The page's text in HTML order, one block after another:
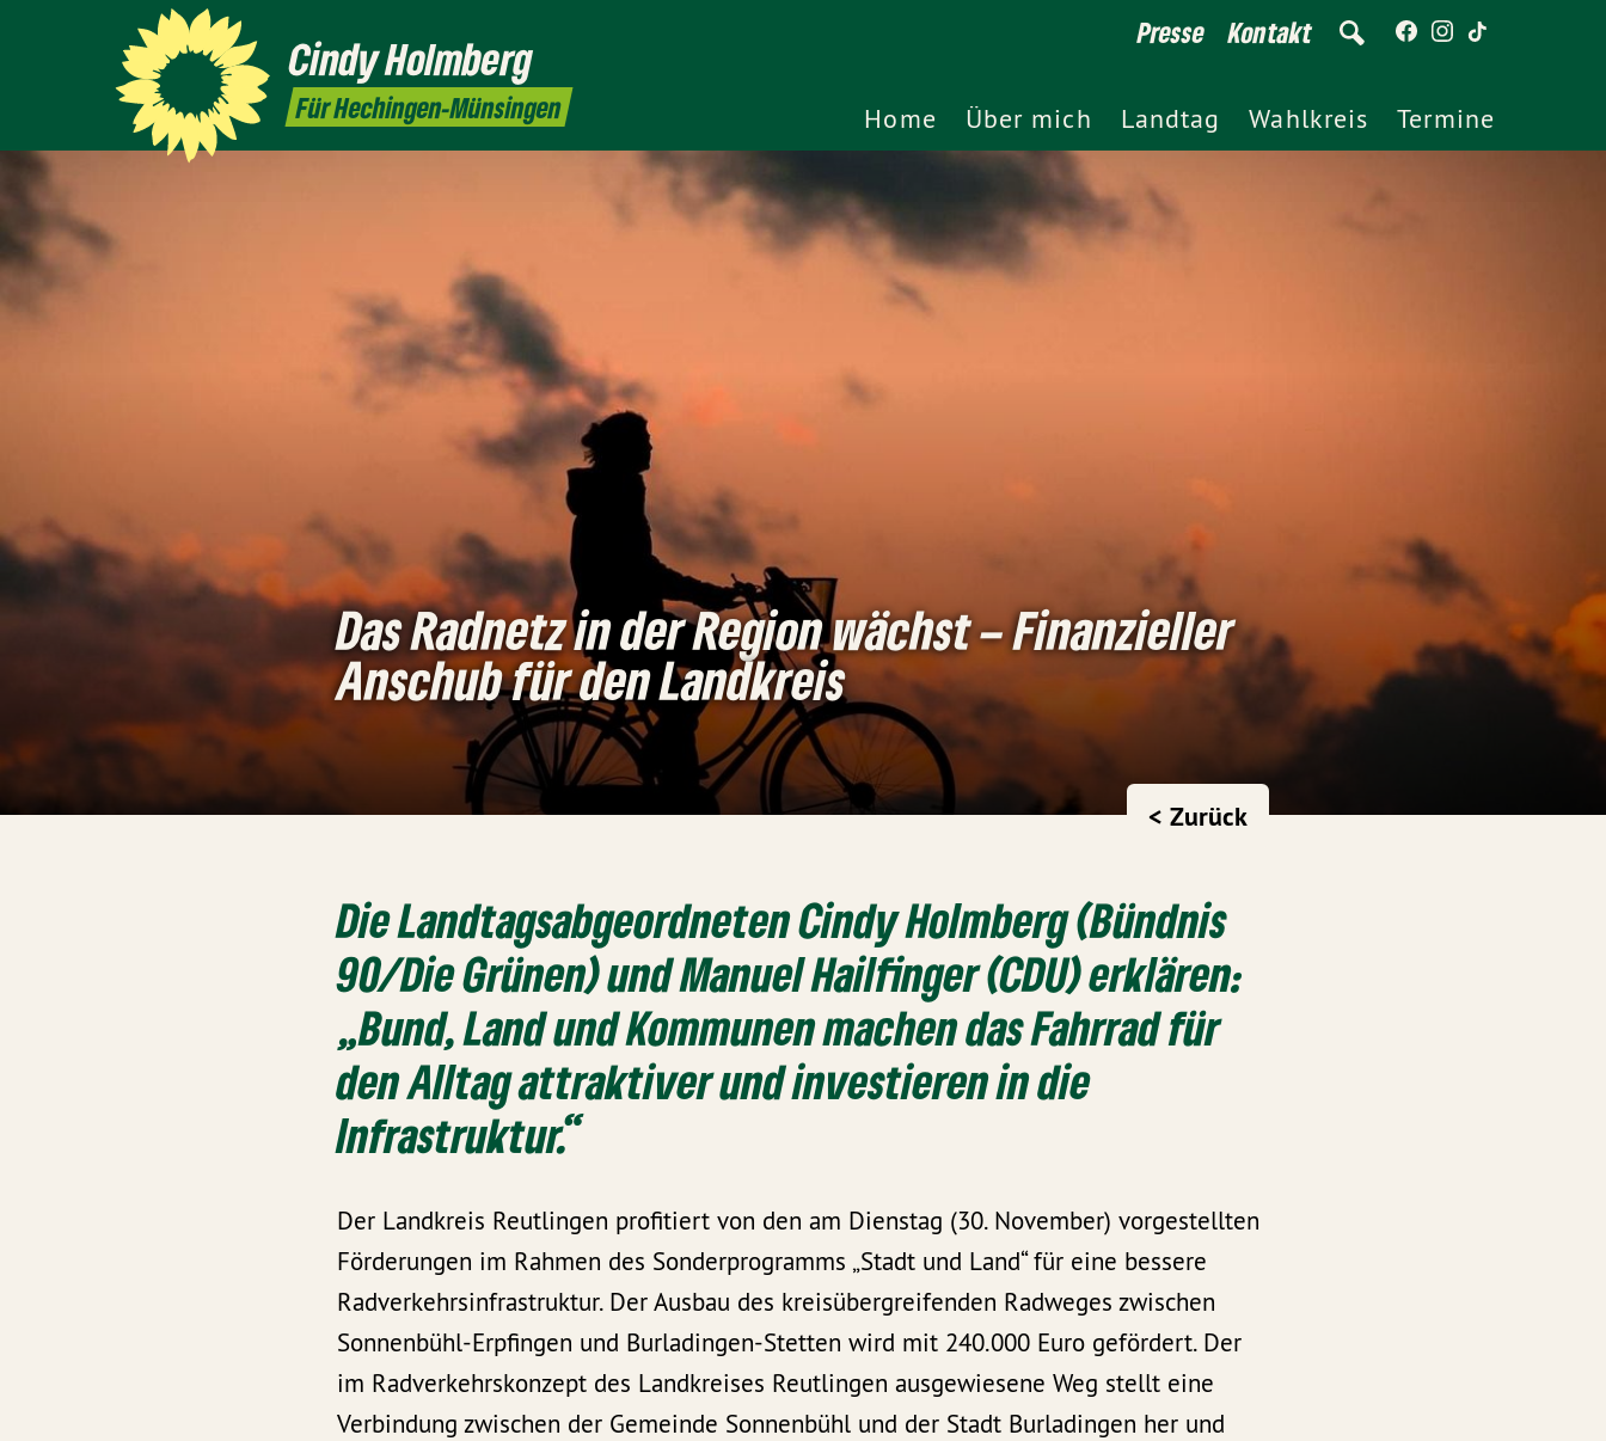
CindyHolmberg
Für Hechingen-Münsingen
Presse Kontakt
Home Über mich Landtag Wahlkreis Termine
Das Radnetz in der Region wächst – Finanzieller
Anschub für den Landkreis
< Zurück
Die Landtagsabgeordneten Cindy Holmberg (Bündnis
90/Die Grünen) und Manuel Hailfinger (CDU) erklären:
„Bund, Land und Kommunen machen das Fahrrad für
den Alltag attraktiver und investieren in die
Infrastruktur.“
Der Landkreis Reutlingen profitiert von den am Dienstag (30. November) vorgestellten
Förderungen im Rahmen des Sonderprogramms „Stadt und Land“ für eine bessere
Radverkehrsinfrastruktur. Der Ausbau des kreisübergreifenden Radweges zwischen
Sonnenbühl-Erpfingen und Burladingen-Stetten wird mit 240.000 Euro gefördert. Der
im Radverkehrskonzept des Landkreises Reutlingen ausgewiesene Weg stellt eine
Verbindung zwischen der Gemeinde Sonnenbühl und der Stadt Burladingen her und